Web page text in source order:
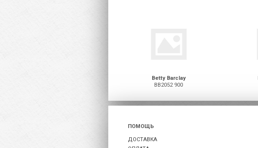
Betty Barclay
BB2052 900
ПОМОЩЬ
ДОСТАВКА